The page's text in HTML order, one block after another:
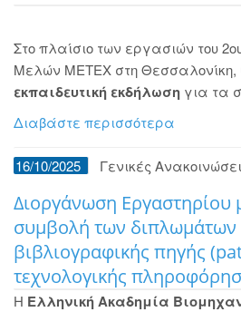
Στο πλαίσιο των εργασιών του
Μελών ΜΕΤΕΧ στη Θεσσαλονίκη,
εκπαιδευτική εκδήλωση για τα
Διαβάστε περισσότερα
16/10/2025 Γενικές
Διοργάνωση Εργαστηρίου
συμβολή των διπλωμάτων
βιβλιογραφικής πηγής
τεχνολογικής
Η Ελληνική Ακαδημία